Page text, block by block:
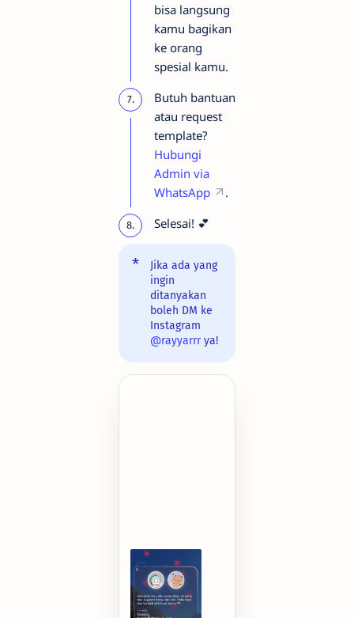
bisa langsung
kamu bagikan
ke orang
spesial kamu.
Butuh bantuan
atau request
template?
Hubungi
Admin via
WhatsApp
.
Selesai! 💕
Jika ada yang
ingin
ditanyakan
boleh DM ke
Instagram
@rayyarrrya!